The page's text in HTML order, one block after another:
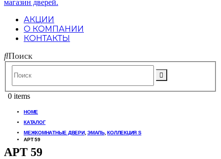
АКЦИИ
О КОМПАНИИ
КОНТАКТЫ
Поиск
0 items
HOME
КАТАЛОГ
МЕЖКОМНАТНЫЕ ДВЕРИ, ЭМАЛЬ,КОЛЛЕКЦИЯ S
АРТ 59
АРТ 59